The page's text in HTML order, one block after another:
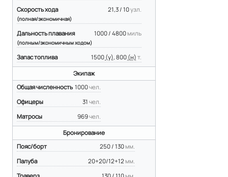
21,3 / 10узл.
Скорость хода
(полная/экономичная)
1000 / 4800 миль
Дальность плавания
(полным/экономичным ходом)
1500 (у), 800 (н) т.
Запас топлива
Экипаж
1000чел.
Общая численность
31 чел.
Офицеры
969чел.
Матросы
Бронирование
250 / 130 мм.
Пояс/борт
20+20/12+12 мм.
Палуба